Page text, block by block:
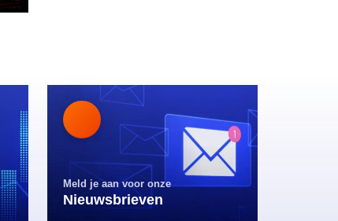
Meld je aan voor onze
Nieuwsbrieven